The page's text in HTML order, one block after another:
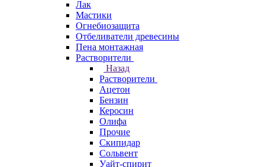
Лак
Мастики
Огнебиозащита
Отбеливатели древесины
Пена монтажная
Растворители
Назад
Растворители
Ацетон
Бензин
Керосин
Олифа
Прочие
Скипидар
Сольвент
Уайт-спирит